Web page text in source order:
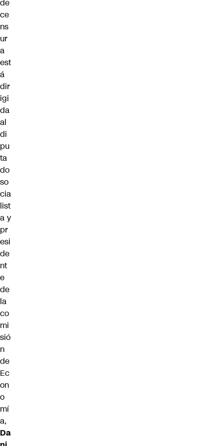
de
ce
ns
ur
a
est
á
dir
igi
da
al
di
pu
ta
do
so
cia
list
a y
pr
esi
de
nt
e
de
la
co
mi
sió
n
de
Ec
on
o
mí
a,
Da